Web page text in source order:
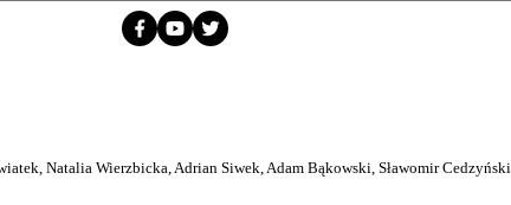
Natalia Wierzbicka, Adrian Siwek, Adam Bąkowski, Sławomir Cedzyński.